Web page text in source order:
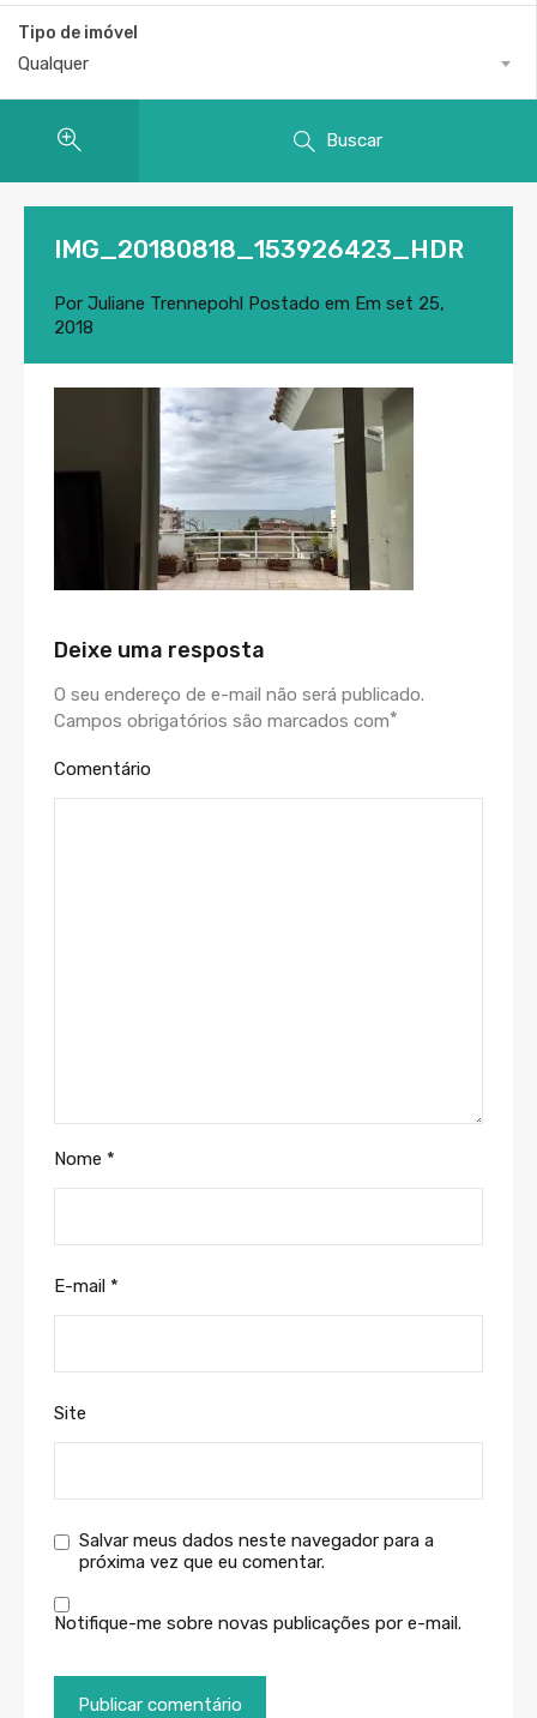
Tipo de imóvel
Qualquer
Buscar
IMG_20180818_153926423_HDR
Por Juliane Trennepohl Postado em Em set 25,
2018
Deixe uma resposta
O seu endereço de e-mail não será publicado.
Campos obrigatórios são marcados com*
Comentário
Nome *
E-mail *
Site
Salvar meus dados neste navegador para a
próxima vez que eu comentar.
Notifique-me sobre novas publicações por e-mail.